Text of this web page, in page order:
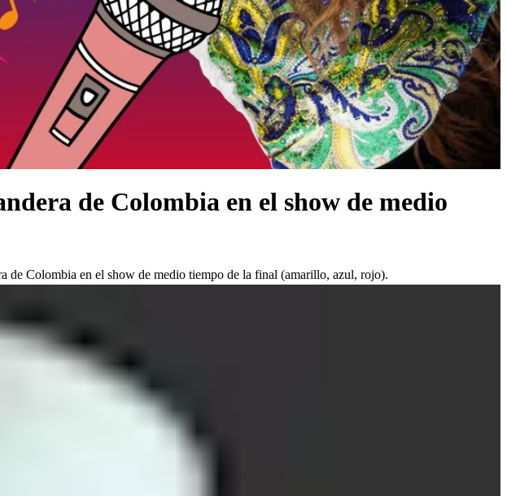
de Colombia en el show de medio
de Colombia en el show de medio tiempo de la final (amarillo, azul, rojo).